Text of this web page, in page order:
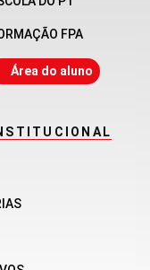
FPA
Área do aluno